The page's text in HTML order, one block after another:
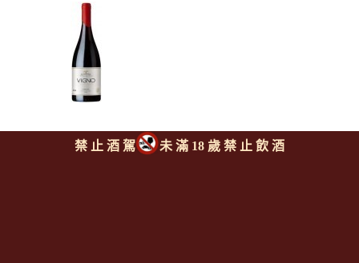
禁 止 酒 駕 未 滿 18 歲 禁 止 飲 酒